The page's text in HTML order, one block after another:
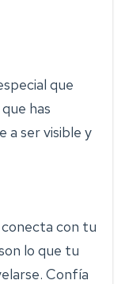
que
has
a ser visible y
con tu
lo que tu
Confía